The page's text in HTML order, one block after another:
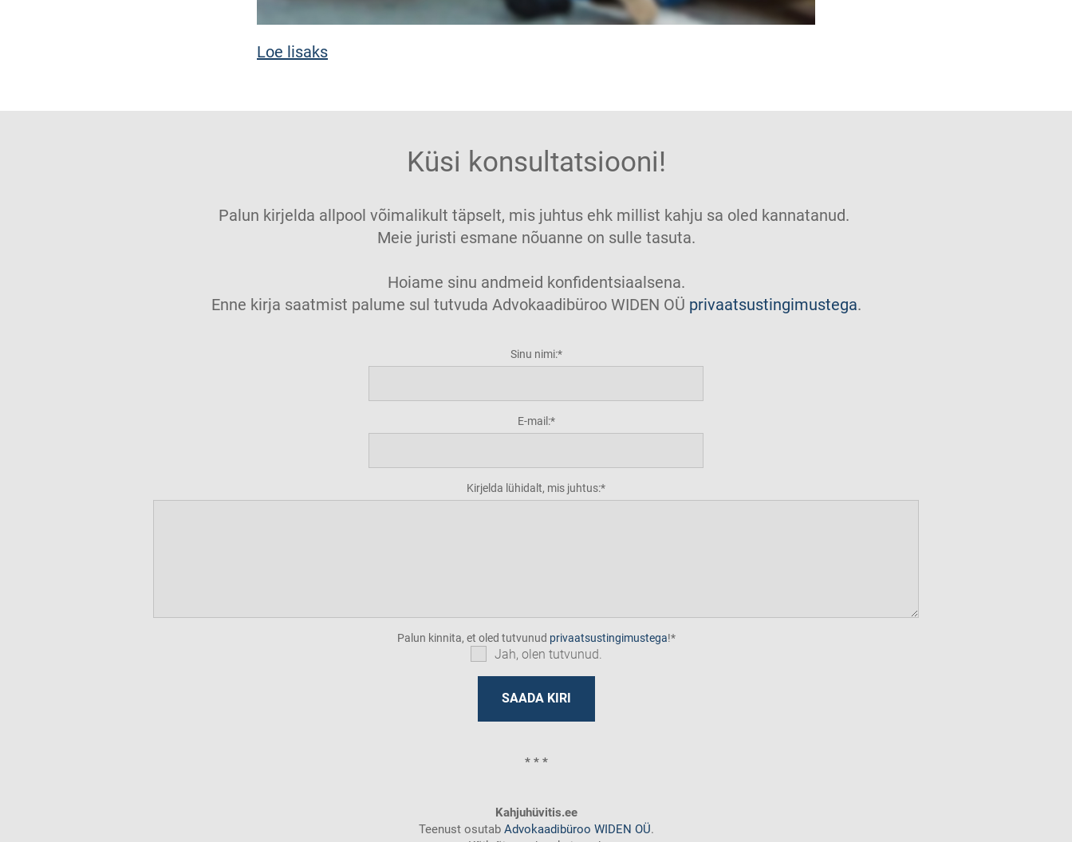
Loe lisaks
Küsi konsultatsiooni!
Palun kirjelda allpool võimalikult täpselt, mis juhtus ehk millist kahju sa oled kannatanud.
Meie juristi esmane nõuanne on sulle tasuta.
Hoiame sinu andmeid konfidentsiaalsena.
Enne kirja saatmist palume sul tutvuda Advokaadibüroo WIDEN OÜ privaatsustingimustega.
Sinu nimi:
E-mail:
Kirjelda lühidalt, mis juhtus:
Palun kinnita, et oled tutvunud privaatsustingimustega!
Jah, olen tutvunud.
* * *
Kahjuhüvitis.ee
Teenust osutabAdvokaadibüroo WIDEN OÜ.